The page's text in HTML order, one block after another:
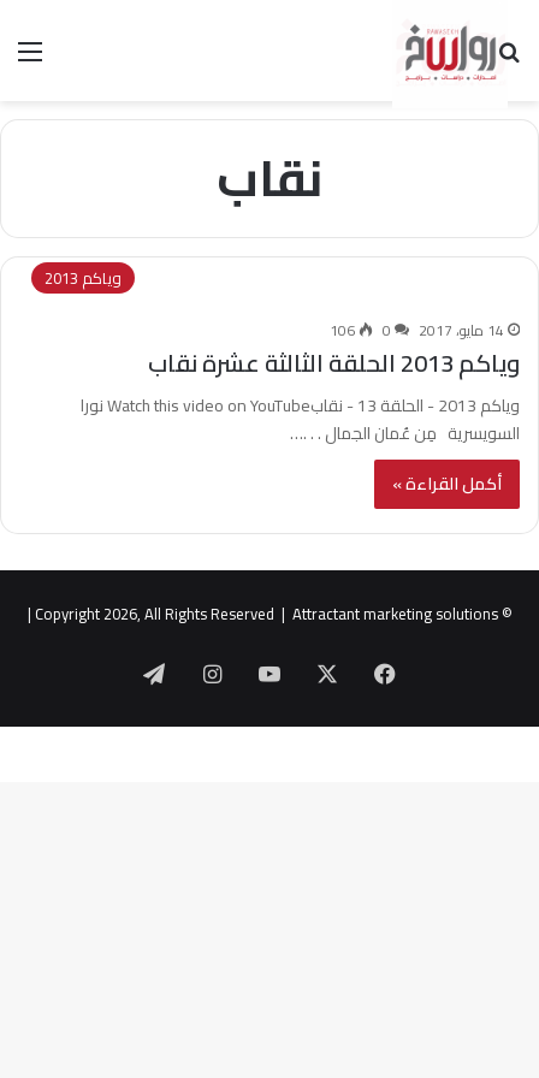
بحث عن
نقاب
وياكم 2013
14 مايو، 2017 0
106
وياكم 2013 الحلقة الثالثة عشرة نقاب
وياكم 2013 - الحلقة 13 - نقابWatch this video on YouTube نورا
السويسرية مِن عُمان الجمال . . .…
أكمل القراءة »
© Copyright 2026, All Rights Reserved |
Attractant marketing solutions
|
فيسبوك ‫YouTube انستقرام